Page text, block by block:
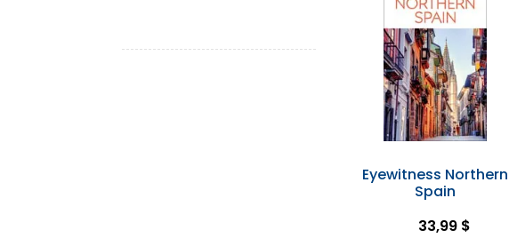
Eyewitness Northern
Spain
33,99 $